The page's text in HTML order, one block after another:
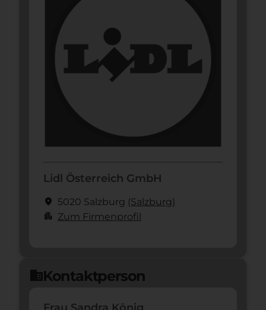
Lidl Österreich GmbH
location_on 5020 Salzburg (Salzburg)
apartment Zum Firmenprofil
domainKontaktperson